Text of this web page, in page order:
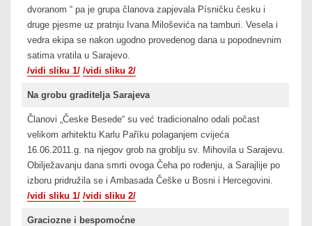
dvoranom “ pa je grupa članova zapjevala Písničku česku i
druge pjesme uz pratnju Ivana Miloševića na tamburi. Vesela i
vedra ekipa se nakon ugodno provedenog dana u popodnevnim
satima vratila u Sarajevo.
/vidi sliku 1/ /vidi sliku 2/
Na grobu graditelja Sarajeva
Članovi „Česke Besede“ su već tradicionalno odali počast
velikom arhitektu Karlu Paříku polaganjem cvijeća
16.06.2011.g. na njegov grob na groblju sv. Mihovila u Sarajevu.
Obilježavanju dana smrti ovoga Čeha po rođenju, a Sarajlije po
izboru pridružila se i Ambasada Češke u Bosni i Hercegovini.
/vidi sliku 1/ /vidi sliku 2/
Graciozne i bespomoćne